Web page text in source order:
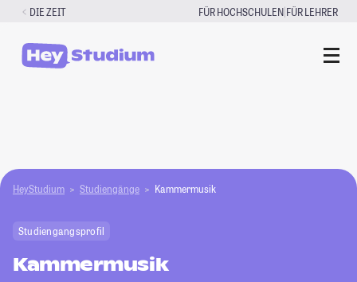
Zum
springen
DIE ZEIT FÜR HOCHSCHULEN|FÜR LEHRER
HeyStudium Studiengänge Kammermusik
Studiengangsprofil
Kammermusik